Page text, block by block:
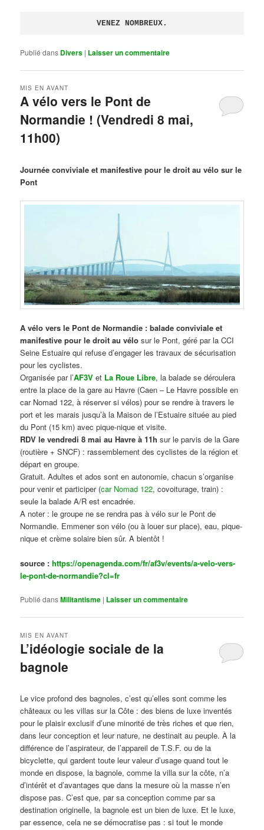
VENEZ NOMBREUX.
Publié dans Divers | Laisser un commentaire
A vélo vers le Pont de
Normandie ! (Vendredi 8 mai,
11h00)
MIS EN AVANT
Journée conviviale et manifestive pour le droit au vélo sur le
Pont
A vélo vers le Pont de Normandie : balade conviviale et
manifestive pour le droit au vélo sur le Pont, géré par la CCI
Seine Estuaire qui refuse d’engager les travaux de sécurisation
pour les cyclistes.
Organisée par l’AF3V et La Roue Libre, la balade se déroulera
entre la place de la gare au Havre (Caen – Le Havre possible en
car Nomad 122, à réserver si vélos) pour se rendre à travers le
port et les marais jusqu’à la Maison de l’Estuaire située au pied
du Pont (15 km) avec pique-nique et visite.
RDV le vendredi 8 mai au Havre à 11h sur le parvis de la Gare
(routière + SNCF) : rassemblement des cyclistes de la région et
départ en groupe.
Gratuit. Adultes et ados sont en autonomie, chacun s’organise
pour venir et participer (car Nomad 122, covoiturage, train) :
seule la balade A/R est encadrée.
A noter : le groupe ne se rendra pas à vélo sur le Pont de
Normandie. Emmener son vélo (ou à louer sur place), eau, pique-
nique et crème solaire bien sûr. A bientôt !
source :https://openagenda.com/fr/af3v/events/a-velo-vers-
le-pont-de-normandie?cl=fr
Publié dansMilitantisme | Laisser un commentaire
L’idéologie sociale de la
bagnole
MIS EN AVANT
Le vice profond des bagnoles, c’est qu’elles sont comme les
châteaux ou les villas sur la Côte : des biens de luxe inventés
pour le plaisir exclusif d’une minorité de très riches et que rien,
dans leur conception et leur nature, ne destinait au peuple. À la
différence de l’aspirateur, de l’appareil de T.S.F. ou de la
bicyclette, qui gardent toute leur valeur d’usage quand tout le
monde en dispose, la bagnole, comme la villa sur la côte, n’a
d’intérêt et d’avantages que dans la mesure où la masse n’en
dispose pas. C’est que, par sa conception comme par sa
destination originelle, la bagnole est un bien de luxe. Et le luxe,
par essence, cela ne se démocratise pas : si tout le monde